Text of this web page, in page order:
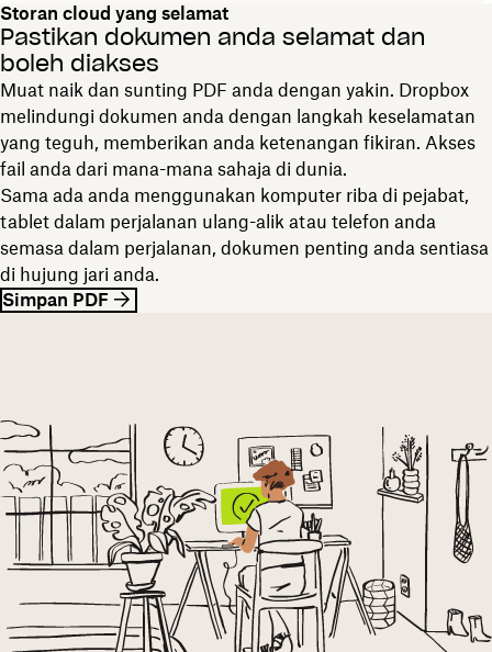
Storan cloud yang selamat
Pastikan dokumen anda selamat dan
boleh diakses
Muat naik dan sunting PDF anda dengan yakin. Dropbox
melindungi dokumen anda dengan langkah keselamatan
yang teguh, memberikan anda ketenangan fikiran. Akses
fail anda dari mana-mana sahaja di dunia.
Sama ada anda menggunakan komputer riba di pejabat,
tablet dalam perjalanan ulang-alik atau telefon anda
semasa dalam perjalanan, dokumen penting anda sentiasa
di hujung jari anda.
Simpan PDF